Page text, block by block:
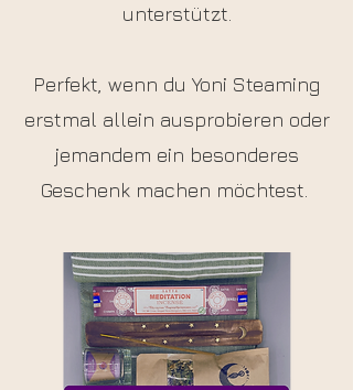
unterstützt.
Perfekt, wenn du Yoni Steaming
erstmal allein ausprobieren oder
jemandem ein besonderes
Geschenk machen möchtest.